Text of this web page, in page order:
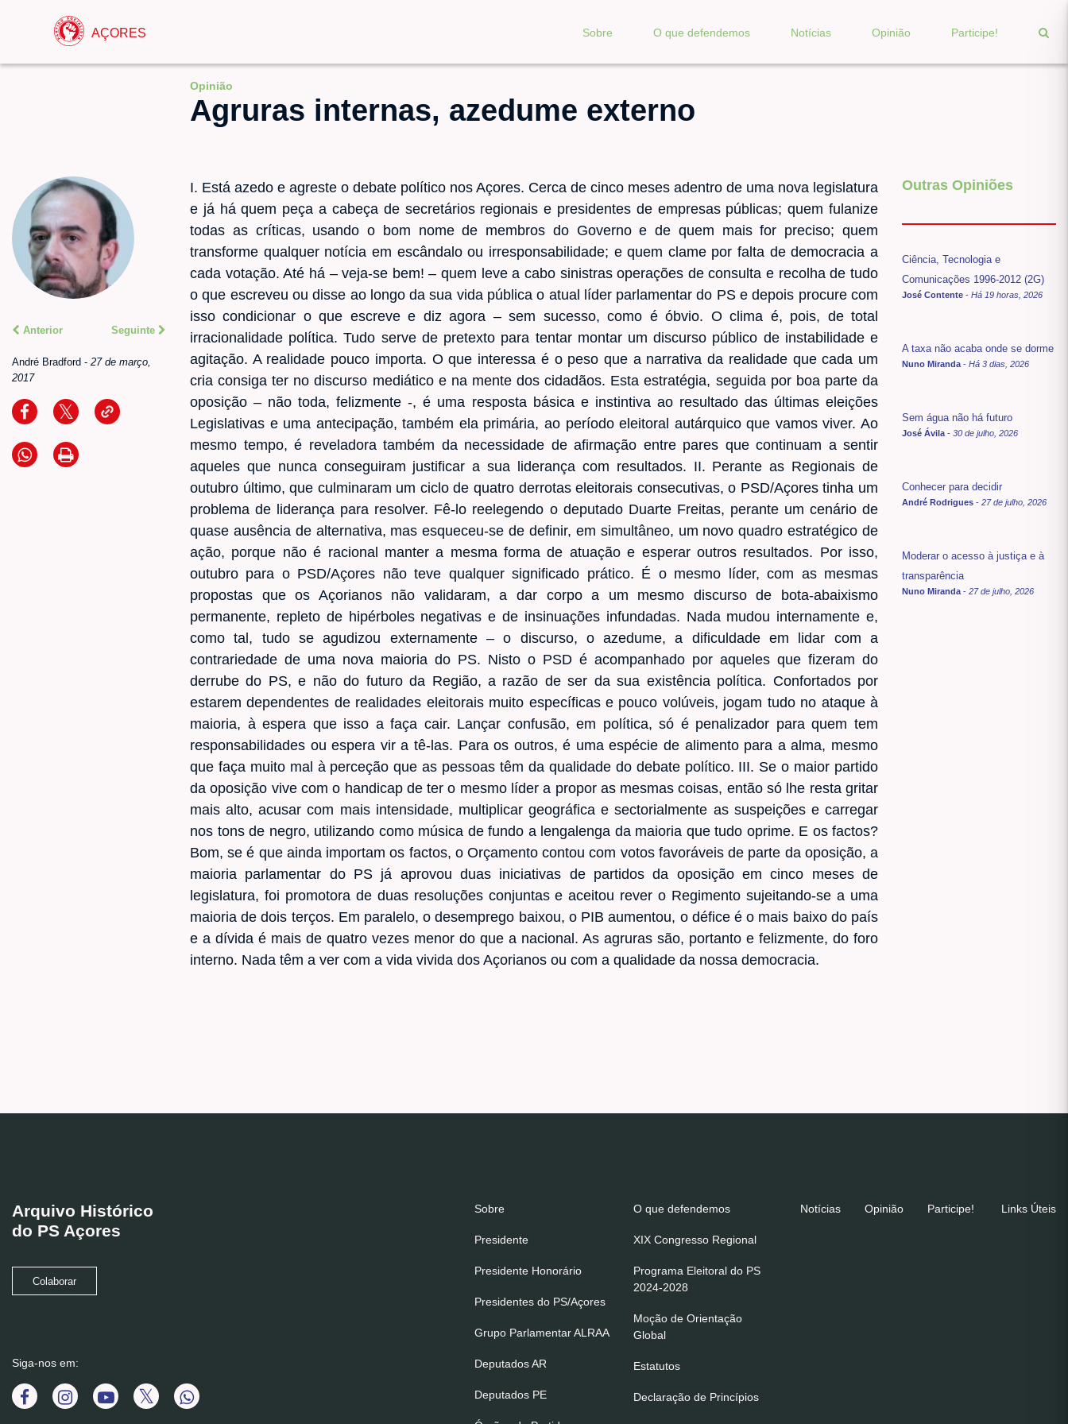
AÇORES Sobre O que defendemos Notícias Opinião Participe!
Opinião
Agruras internas, azedume externo
Anterior Seguinte
André Bradford - 27 de março,
2017
I. Está azedo e agreste o debate político nos Açores. Cerca de cinco meses adentro de uma nova legislatura
e já há quem peça a cabeça de secretários regionais e presidentes de empresas públicas; quem fulanize
todas as críticas, usando o bom nome de membros do Governo e de quem mais for preciso; quem
transforme qualquer notícia em escândalo ou irresponsabilidade; e quem clame por falta de democracia a
cada votação. Até há – veja-se bem! – quem leve a cabo sinistras operações de consulta e recolha de tudo
o que escreveu ou disse ao longo da sua vida pública o atual líder parlamentar do PS e depois procure com
isso condicionar o que escreve e diz agora – sem sucesso, como é óbvio. O clima é, pois, de total
irracionalidade política. Tudo serve de pretexto para tentar montar um discurso público de instabilidade e
agitação. A realidade pouco importa. O que interessa é o peso que a narrativa da realidade que cada um
cria consiga ter no discurso mediático e na mente dos cidadãos. Esta estratégia, seguida por boa parte da
oposição – não toda, felizmente -, é uma resposta básica e instintiva ao resultado das últimas eleições
Legislativas e uma antecipação, também ela primária, ao período eleitoral autárquico que vamos viver. Ao
mesmo tempo, é reveladora também da necessidade de afirmação entre pares que continuam a sentir
aqueles que nunca conseguiram justificar a sua liderança com resultados. II. Perante as Regionais de
outubro último, que culminaram um ciclo de quatro derrotas eleitorais consecutivas, o PSD/Açores tinha um
problema de liderança para resolver. Fê-lo reelegendo o deputado Duarte Freitas, perante um cenário de
quase ausência de alternativa, mas esqueceu-se de definir, em simultâneo, um novo quadro estratégico de
ação, porque não é racional manter a mesma forma de atuação e esperar outros resultados. Por isso,
outubro para o PSD/Açores não teve qualquer significado prático. É o mesmo líder, com as mesmas
propostas que os Açorianos não validaram, a dar corpo a um mesmo discurso de bota-abaixismo
permanente, repleto de hipérboles negativas e de insinuações infundadas. Nada mudou internamente e,
como tal, tudo se agudizou externamente – o discurso, o azedume, a dificuldade em lidar com a
contrariedade de uma nova maioria do PS. Nisto o PSD é acompanhado por aqueles que fizeram do
derrube do PS, e não do futuro da Região, a razão de ser da sua existência política. Confortados por
estarem dependentes de realidades eleitorais muito específicas e pouco volúveis, jogam tudo no ataque à
maioria, à espera que isso a faça cair. Lançar confusão, em política, só é penalizador para quem tem
responsabilidades ou espera vir a tê-las. Para os outros, é uma espécie de alimento para a alma, mesmo
que faça muito mal à perceção que as pessoas têm da qualidade do debate político. III. Se o maior partido
da oposição vive com o handicap de ter o mesmo líder a propor as mesmas coisas, então só lhe resta gritar
mais alto, acusar com mais intensidade, multiplicar geográfica e sectorialmente as suspeições e carregar
nos tons de negro, utilizando como música de fundo a lengalenga da maioria que tudo oprime. E os factos?
Bom, se é que ainda importam os factos, o Orçamento contou com votos favoráveis de parte da oposição, a
maioria parlamentar do PS já aprovou duas iniciativas de partidos da oposição em cinco meses de
legislatura, foi promotora de duas resoluções conjuntas e aceitou rever o Regimento sujeitando-se a uma
maioria de dois terços. Em paralelo, o desemprego baixou, o PIB aumentou, o défice é o mais baixo do país
e a dívida é mais de quatro vezes menor do que a nacional. As agruras são, portanto e felizmente, do foro
interno. Nada têm a ver com a vida vivida dos Açorianos ou com a qualidade da nossa democracia.
Outras Opiniões
Ciência, Tecnologia e
Comunicações 1996-2012 (2G)
José Contente - Há 19 horas, 2026
A taxa não acaba onde se dorme
Nuno Miranda - Há 3 dias, 2026
Sem água não há futuro
José Ávila - 30 de julho, 2026
Conhecer para decidir
André Rodrigues - 27 de julho, 2026
Moderar o acesso à justiça e à
transparência
Nuno Miranda - 27 de julho, 2026
Arquivo Histórico
do PS Açores
Colaborar
Siga-nos em:
Sobre
Presidente
Presidente Honorário
Presidentes do PS/Açores
Grupo Parlamentar ALRAA
Deputados AR
Deputados PE
O que defendemos
XIX Congresso Regional
Programa Eleitoral do PS
2024-2028
Moção de Orientação
Global
Estatutos
Declaração de Princípios
Notícias Opinião Participe! Links Úteis